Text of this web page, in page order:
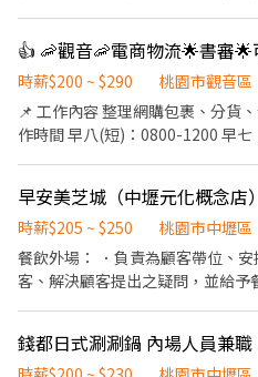
一波🔥 日領全薪 / 週領最高1萬 📱加 ʟɪɴᴇ快速報名趕快卡位 點擊快
速✚好友： https://lin.ee/JefzYJo
帳戶 #現金 #日領#週領 ⚡️⚡️⚡️名額有限
職請找💼徐小姐
16:00-01:00 215+50時薪265
17-19、24-26、31) 大夜班22:00-07:00 230+55時薪285 230+70時
薪300 (檔期8/1、7-10、17-19、24-26、31) 工作
區梅獅路二段 《另有「堆
時薪$200 ~ $290
桃園市觀音區
📌 工作內容 整理網購包裹、分貨
作時間 早八(短)：0800-1200 早
$215~$270 up 大夜：$230~$285
審職缺，快速報到 ⭐️當月時數達標
月 ⭐️適合情侶、家人一起上下班
結：【https://lin.ee/L61OXnF】
時薪$205 ~ $250
桃園市中壢區
餐飲外場： ．負責為顧客帶位、
客、解決顧客提出之疑問，並給
負責結帳、收銀等工作。 餐飲內